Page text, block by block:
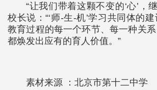
“让我们带着这颗不变的‘心’，
校长说：“‘师-生-机’学习共同体的
教育过程的每一个环节、每一种关系
都焕发出应有的育人价值。”
素材来源 ：北京市第十二中学